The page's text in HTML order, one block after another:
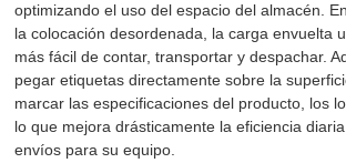
optimizando el uso del espacio del almacén.
la colocación desordenada, la carga envuelta
más fácil de contar, transportar y despachar.
pegar etiquetas directamente sobre la
marcar las especificaciones del producto, los
lo que mejora drásticamente la eficiencia
envíos para su equipo.